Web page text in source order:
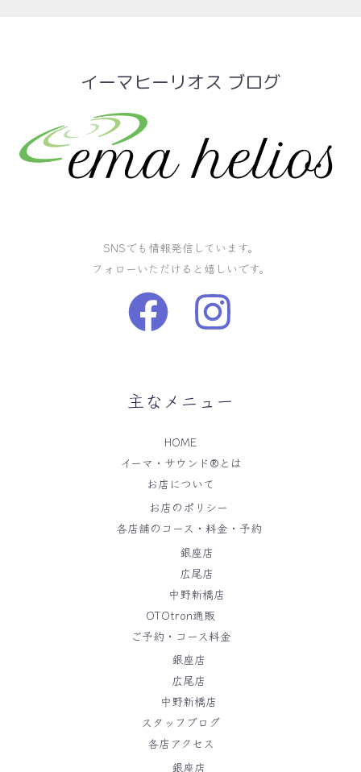
イーマヒーリオス ブログ
SNSでも情報発信しています。
フォローいただけると嬉しいです。
主なメニュー
HOME
イーマ・サウンド®️とは
お店について
お店のポリシー
各店舗のコース・料金・予約
銀座店
広尾店
中野新橋店
OTOtron通販
ご予約・コース料金
銀座店
広尾店
中野新橋店
スタッフブログ
各店アクセス
銀座店